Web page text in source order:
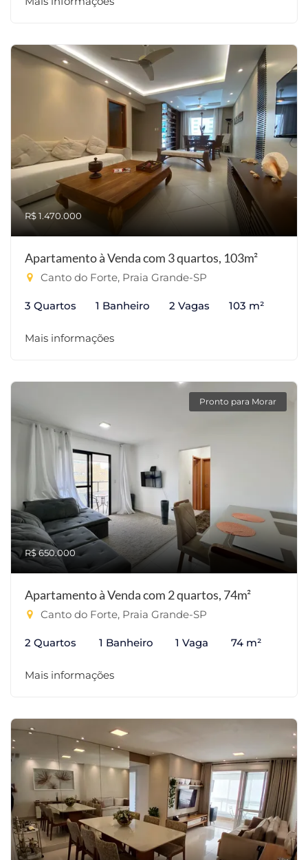
R$ 1.470.000
Apartamento à Venda com 3 quartos, 103m²
Canto do Forte, Praia Grande-SP
3 Quartos 1 Banheiro 2 Vagas 103 m²
Mais informações
Pronto para Morar
R$ 650.000
Apartamento à Venda com 2 quartos, 74m²
Canto do Forte, Praia Grande-SP
2 Quartos 1 Banheiro 1 Vaga 74 m²
Mais informações